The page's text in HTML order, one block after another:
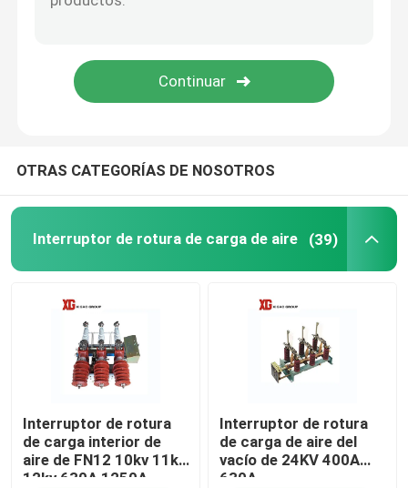
Caída del fusible
Tipo transformador del aceite de poder
Subestación compacta del transformador
OTRAS CATEGORÍAS DE NOSOTROS
Interruptor de rotura de carga de aire (39)
Interruptor de rotura
de carga interior de
aire de FN12 10kv 11kv
12kv 630A 1250A
Interruptor de rotura
de carga de aire del
vacío de 24KV 400A
630A